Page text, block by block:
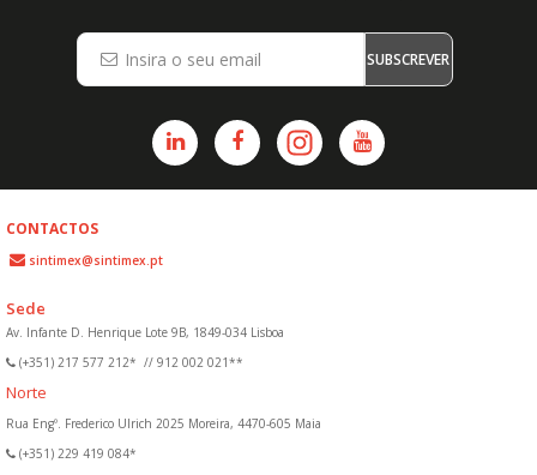
SUBSCREVER
CONTACTOS
sintimex@sintimex.pt
Sede
Av. Infante D. Henrique Lote 9B, 1849-034 Lisboa
(+351) 217 577 212* // 912 002 021**
Norte
Rua Engº. Frederico Ulrich 2025 Moreira, 4470-605 Maia
(+351) 229 419 084*